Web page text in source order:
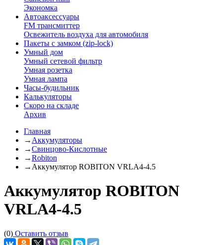
Экономка
Автоаксессуары
FM трансмиттер
Освежитель воздуха для автомобиля
Пакеты с замком (zip-lock)
Умный дом
Умный сетевой фильтр
Умная розетка
Умная лампа
Часы-будильник
Калькуляторы
Скоро на складе
Архив
Главная
→ Аккумуляторы
→Свинцово-Кислотные
→Robiton
→ Аккумулятор ROBITON VRLA4-4.5
Аккумулятор ROBITON
VRLA4-4.5
(0) Оставить отзыв